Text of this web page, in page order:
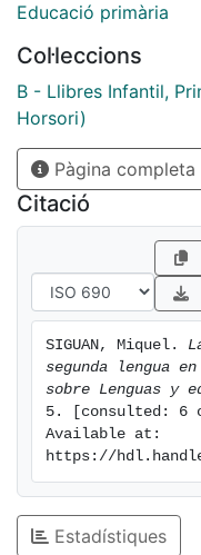
Educació primària
Col·leccions
B - Llibres Infantil,
Horsori)
Pàgina
Citació
SIGUAN, Miquel.
segunda lengua
sobre Lenguas y
5. [consulted: 6
Available at:
https://
Estadístiques